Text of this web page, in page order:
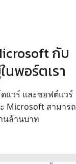
กับ
พอร์ตเรา
ดแวร์ และซอฟต์แวร์
Microsoft สามารถ
นล้านบาท